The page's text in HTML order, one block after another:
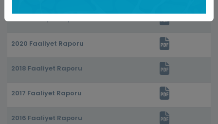
2020 Faaliyet Raporu
2018 Faaliyet Raporu
2017 Faaliyet Raporu
2016 Faaliyet Raporu